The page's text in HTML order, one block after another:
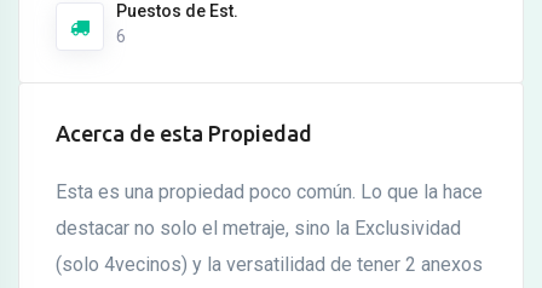
Puestos de Est.
6
Acerca de esta Propiedad
Esta es una propiedad poco común. Lo que la hace
destacar no solo el metraje, sino la Exclusividad
(solo 4vecinos) y la versatilidad de tener 2 anexos